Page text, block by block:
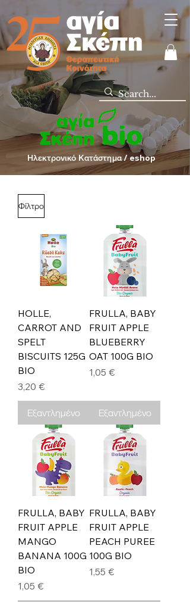
Ηλεκτρονικό Κατάστημα / eshop
Φίλτρο
HOLLE,
CARROT AND
SPELT
BISCUITS 125G
BIO
Τιμή
3,20 €
Εξαντλημένο
FRULLA, BABY
FRUIT APPLE
BLUEBERRY
OAT 100G BIO
Τιμή
1,05 €
Εξαντλημένο
FRULLA, BABY
FRUIT APPLE
MANGO
BANANA 100G
BIO
Τιμή
1,05 €
FRULLA, BABY
FRUIT APPLE
PEACH PUREE
100G BIO
Τιμή
1,55 €